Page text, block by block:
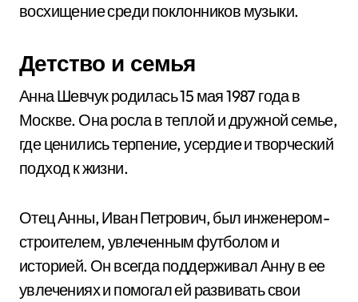
восхищение среди поклонников музыки.
Детство и семья
Анна Шевчук родилась 15 мая 1987 года в
Москве. Она росла в теплой и дружной семье,
где ценились терпение, усердие и творческий
подход к жизни.
Отец Анны, Иван Петрович, был инженером-
строителем, увлеченным футболом и
историей. Он всегда поддерживал Анну в ее
увлечениях и помогал ей развивать свои